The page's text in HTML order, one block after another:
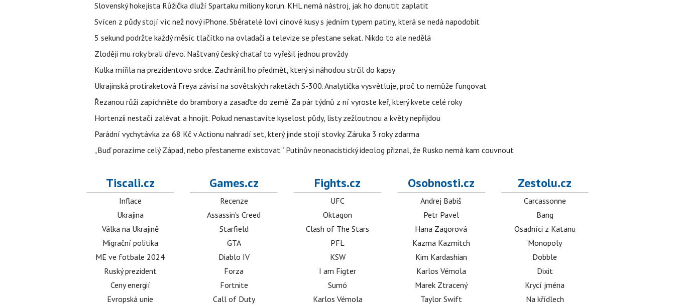
Slovenský hokejista Růžička dluží Spartaku miliony korun. KHL nemá nástroj, jak ho donutit zaplatit
Svícen z půdy stojí víc než nový iPhone. Sběratelé loví cínové kusy s jedním typem patiny, která se nedá napodobit
5 sekund podržte každý měsíc tlačítko na ovladači a televize se přestane sekat. Nikdo to ale nedělá
Zloději mu roky brali dřevo. Naštvaný český chatař to vyřešil jednou provždy
Kulka mířila na prezidentovo srdce. Zachránil ho předmět, který si náhodou strčil do kapsy
Ukrajinská protiraketová Freya závisí na sovětských raketách S-300. Analytička vysvětluje, proč to nemůže fungovat
Řezanou růži zapíchněte do brambory a zasaďte do země. Za pár týdnů z ní vyroste keř, který kvete celé roky
Hortenzii nestačí zalévat a hnojit. Pokud nenastavíte kyselost půdy, listy zežloutnou a květy nepřijdou
Parádní vychytávka za 68 Kč v Actionu nahradí set, který jinde stojí stovky. Záruka 3 roky zdarma
„Buď porazíme celý Západ, nebo přestaneme existovat.“ Putinův neonacistický ideolog přiznal, že Rusko nemá kam couvnout
Tiscali.cz
Inflace
Ukrajina
Válka na Ukrajině
Migrační politika
ME ve fotbale 2024
Ruský prezident
Ceny energií
Evropská unie
Games.cz
Recenze
Assassin's Creed
Starfield
GTA
Diablo IV
Forza
Fortnite
Call of Duty
Fights.cz
UFC
Oktagon
Clash of The Stars
PFL
KSW
I am Figter
Sumó
Karlos Vémola
Osobnosti.cz
Andrej Babiš
Petr Pavel
Hana Zagorová
Kazma Kazmitch
Kim Kardashian
Karlos Vémola
Marek Ztracený
Taylor Swift
Zestolu.cz
Carcassonne
Bang
Osadníci z Katanu
Monopoly
Dobble
Dixit
Krycí jména
Na křídlech